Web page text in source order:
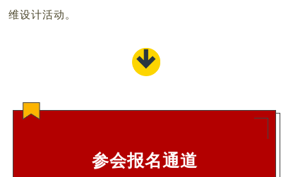
维设计活动。
参会报名通道